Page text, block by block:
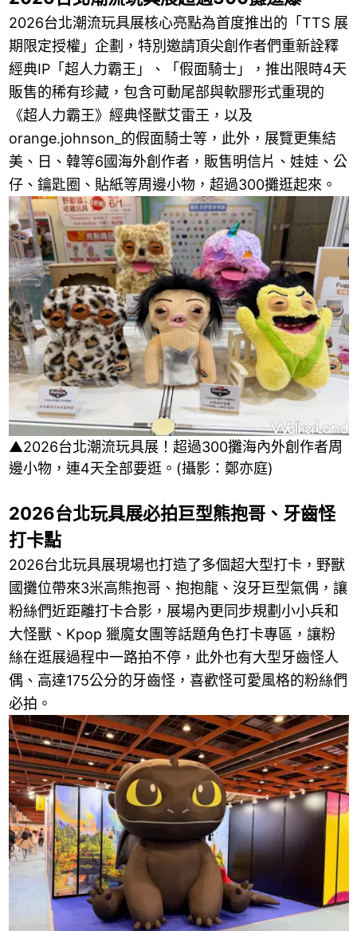
2026台北潮流玩具展核心亮點為首度推出的「TTS 展
期限定授權」企劃，特別邀請頂尖創作者們重新詮釋
經典IP「超人力霸王」、「假面騎士」，推出限時4天
販售的稀有珍藏，包含可動尾部與軟膠形式重現的
《超人力霸王》經典怪獸艾雷王，以及
orange.johnson_的假面騎士等，此外，展覽更集結
美、日、韓等6國海外創作者，販售明信片、娃娃、公
仔、鑰匙圈、貼紙等周邊小物，超過300攤逛起來。
▲2026台北潮流玩具展！超過300攤海內外創作者周
邊小物，連4天全部要逛。(攝影：鄭亦庭)
2026台北玩具展必拍巨型熊抱哥、牙齒怪
打卡點
2026台北玩具展現場也打造了多個超大型打卡，野獸
國攤位帶來3米高熊抱哥、抱抱龍、沒牙巨型氣偶，讓
粉絲們近距離打卡合影，展場內更同步規劃小小兵和
大怪獸、Kpop 獵魔女團等話題角色打卡專區，讓粉
絲在逛展過程中一路拍不停，此外也有大型牙齒怪人
偶、高達175公分的牙齒怪，喜歡怪可愛風格的粉絲們
必拍。